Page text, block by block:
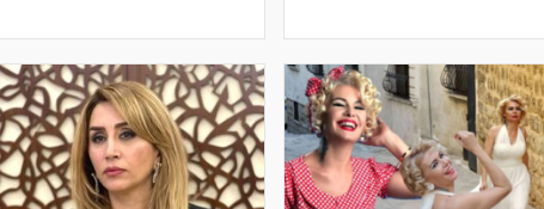
atasını
Polatoğulları və Mustaf